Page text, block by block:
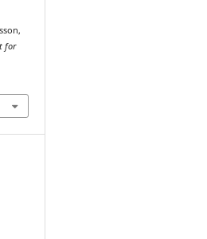
for